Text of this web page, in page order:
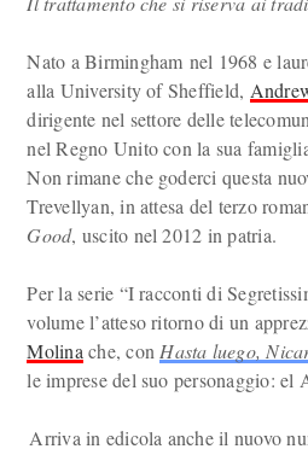
Nato a Birmingham nel 1968 e
alla University of Sheffield,
dirigente nel settore delle
nel Regno Unito con la sua
Non rimane che goderci questa
Trevellyan, in attesa del terzo
Good, uscito nel 2012 in patria.
Per la serie “I racconti di
volume l’atteso ritorno di un
Molina che, con Hasta luego,
le imprese del suo personaggio: el
Arriva in edicola anche il nuovo